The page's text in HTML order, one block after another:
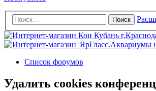
Поиск
Список форумов
Удалить cookies